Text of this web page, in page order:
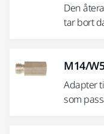
Den
tar bort
M14/
Adapter
som